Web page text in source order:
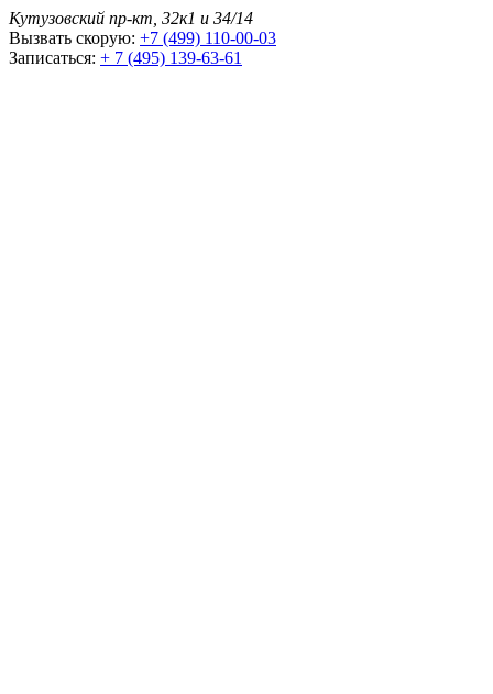
Кутузовский пр-кт, 32к1 и 34/14
Вызвать скорую: +7 (499) 110-00-03
Записаться: + 7 (495) 139-63-61